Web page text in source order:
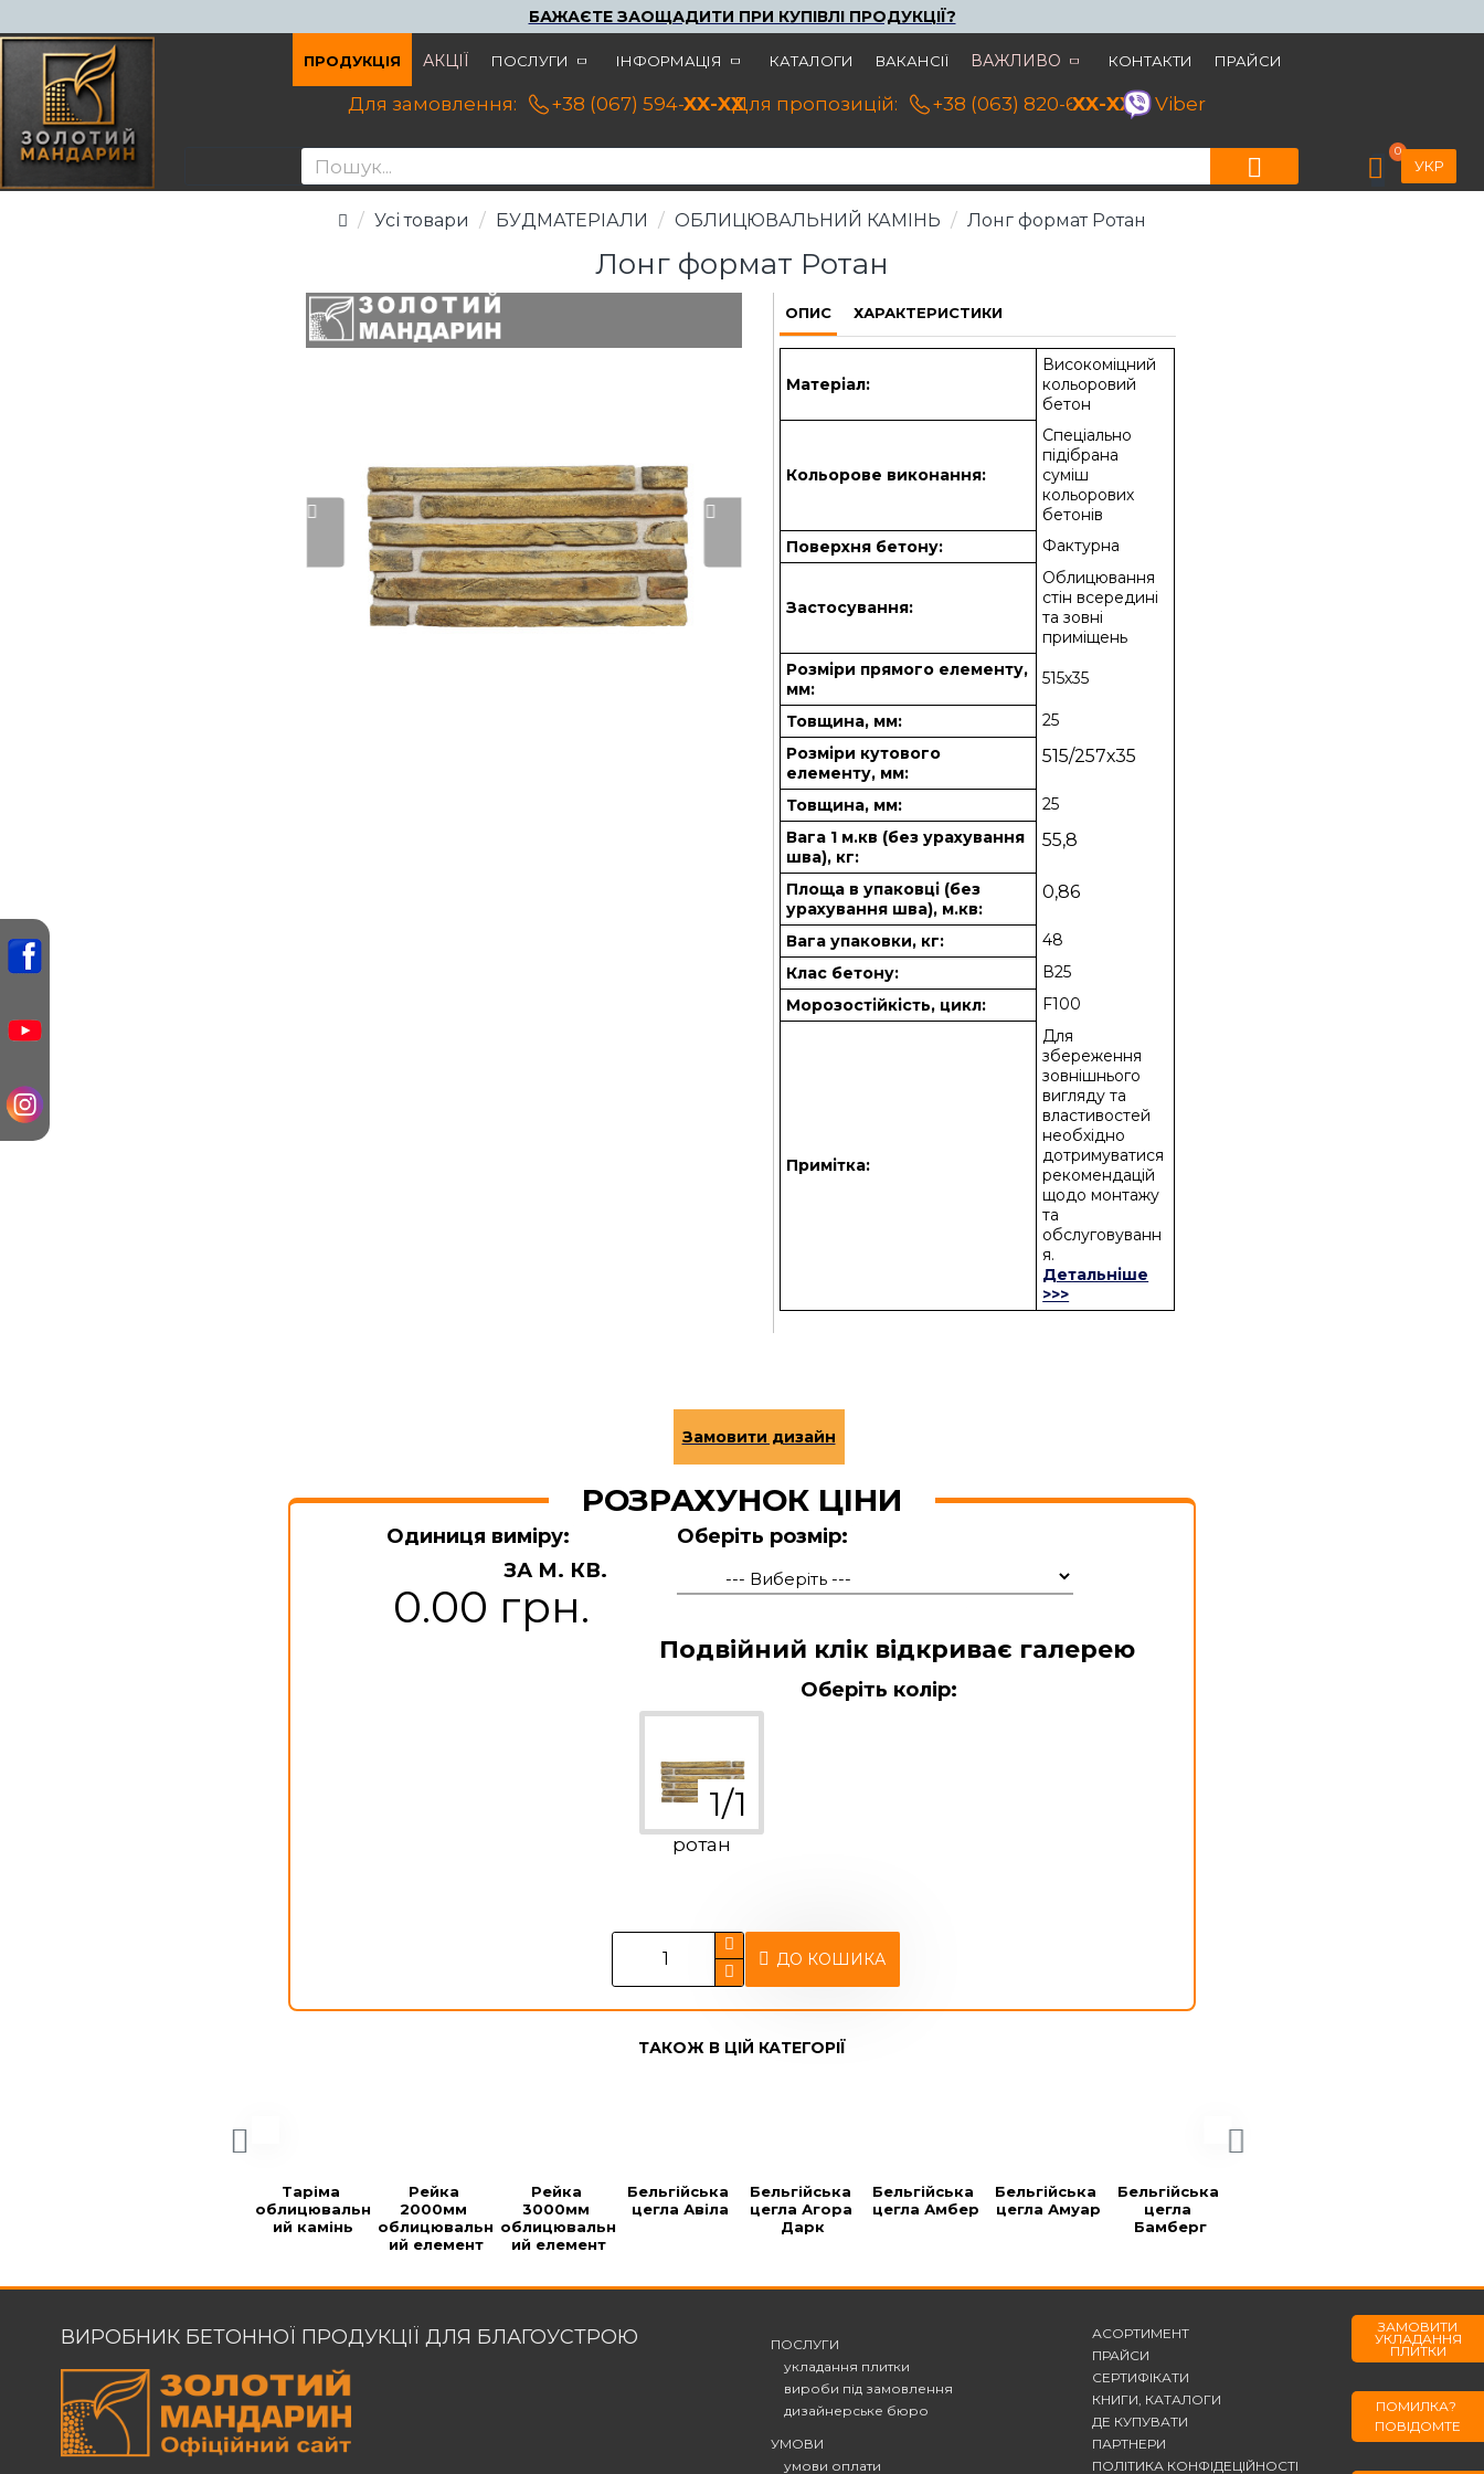
УКР
ПРОДУКЦІЯ АКЦІЇ ПОСЛУГИ ІНФОРМАЦІЯ КАТАЛОГИ ВАКАНСІЇ ВАЖЛИВО КОНТАКТИ ПРАЙСИ
Для замовлення: +38 (067) 594-21-22
XX-XXДля пропозицій: +38 (063) 820-60-79
XX-XX Viber
0
Усі товари БУДМАТЕРІАЛИ ОБЛИЦЮВАЛЬНИЙ КАМІНЬ Лонг формат Ротан
Лонг формат Ротан
БАЖАЄТЕ ЗАОЩАДИТИ ПРИ КУПІВЛІ ПРОДУКЦІЇ?
ОПИС ХАРАКТЕРИСТИКИ
Матеріал:
Високоміцний
кольоровий
бетон
Кольорове виконання:
Спеціально
підібрана
суміш
кольорових
бетонів
Поверхня бетону:
Фактурна
Застосування:
Облицювання
стін всередині
та зовні
приміщень
Розміри прямого елементу,
мм:
515х35
Товщина, мм:
25
Розміри кутового
елементу, мм:
515/257х35
Товщина, мм:
25
Вага 1 м.кв (без урахування
шва), кг:
55,8
Площа в упаковці (без
урахування шва), м.кв:
0,86
Вага упаковки, кг:
48
Клас бетону:
В25
Морозостійкість, цикл:
F100
Примітка:
Для
збереження
зовнішнього
вигляду та
властивостей
необхідно
дотримуватися
рекомендацій
щодо монтажу
та
обслуговуванн
я.
Детальніше
>>>
РОЗРАХУНОК ЦІНИ
Одиниця виміру:
ЗА М. КВ.
0.00 грн.
ДО КОШИКА
Оберіть розмір:
Подвійний клік відкриває галерею
Оберіть колір:
ротан
ТАКОЖ В ЦІЙ КАТЕГОРІЇ
Таріма
облицювальн
ий камінь
Рейка
2000мм
облицювальн
ий елемент
Рейка
3000мм
облицювальн
ий елемент
Бельгійська
цегла Авіла
Бельгійська
цегла Агора
Дарк
Бельгійська
цегла Амбер
Бельгійська
цегла Амуар
Бельгійська
цегла
Бамберг
ВИРОБНИК БЕТОННОЇ ПРОДУКЦІЇ ДЛЯ БЛАГОУСТРОЮ
ПОСЛУГИ
укладання плитки
вироби під замовлення
дизайнерське бюро
УМОВИ
умови оплати
АСОРТИМЕНТ
ПРАЙСИ
СЕРТИФІКАТИ
КНИГИ, КАТАЛОГИ
ДЕ КУПУВАТИ
ПАРТНЕРИ
ПОЛІТИКА КОНФІДЕЦІЙНОСТІ
ЗАМОВИТИ
УКЛАДАННЯ
ПЛИТКИ
ПОМИЛКА?
ПОВІДОМТЕ